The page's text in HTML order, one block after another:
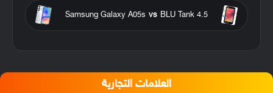
BLU Tank 4.5
vs
Samsung Galaxy A05s
العلامات التجارية